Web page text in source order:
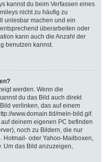
kannst du beim Verfassen eines
nicht zu häufig zu
unlesbar machen und ein
überarbeiten oder
kann auch die Anzahl der
benutzen kannst.
werden. Wenn die
du das Bild auch direkt
verlinken, das auf einem
www.domain.tld/mein-bild.gif.
deinem eigenen PC befinden
noch zu Bildern, die nur
Hotmail- oder Yahoo-Mailboxen,
Um das Bild anzuzeigen,